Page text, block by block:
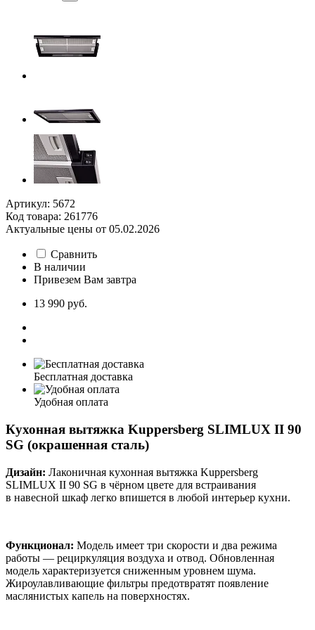
Артикул: 5672
Код товара: 261776
Актуальные цены от 05.02.2026
Сравнить
В наличии
Привезем Вам завтра
13 990 руб.
Бесплатная доставка
Удобная оплата
Кухонная вытяжка Kuppersberg SLIMLUX II 90
SG (окрашенная сталь)
Дизайн: Лаконичная кухонная вытяжка Kuppersberg
SLIMLUX II 90 SG в чёрном цвете для встраивания
в навесной шкаф легко впишется в любой интерьер кухни.
Функционал: Модель имеет три скорости и два режима
работы — рециркуляция воздуха и отвод. Обновленная
модель характеризуется сниженным уровнем шума.
Жироулавливающие фильтры предотвратят появление
маслянистых капель на поверхностях.